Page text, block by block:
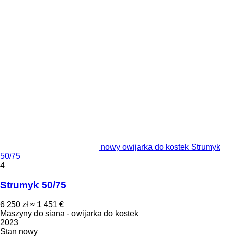
nowy owijarka do kostek Strumyk
50/75
4
Strumyk 50/75
6 250 zł ≈ 1 451 €
Maszyny do siana - owijarka do kostek
2023
Stan nowy